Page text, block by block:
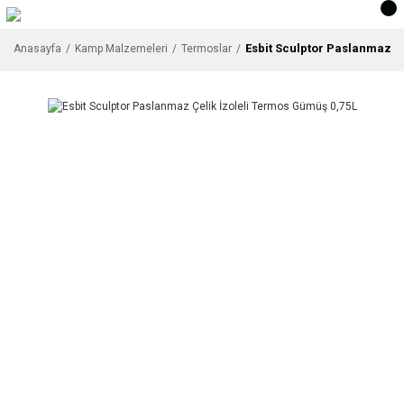
Anasayfa Kamp Malzemeleri Termoslar Esbit Sculptor Paslanmaz